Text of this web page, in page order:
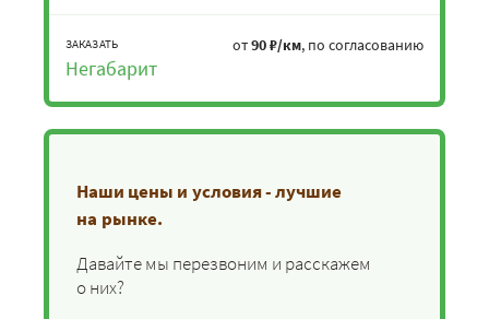
ЗАКАЗАТЬ
Негабарит
от90 ₽/км, по согласованию
Наши цены и условия - лучшие
на рынке.
Давайте мы перезвоним и расскажем
о них?